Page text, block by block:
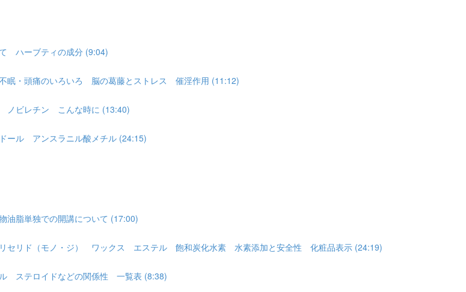
ハーブティの成分 (9:04)
・頭痛のいろいろ 脳の葛藤とストレス 催淫作用 (11:12)
ノビレチン こんな時に (13:40)
ル アンスラニル酸メチル (24:15)
脂単独での開講について (17:00)
リド（モノ・ジ） ワックス エステル 飽和炭化水素 水素添加と安全性 化粧品表示 (24:19)
ステロイドなどの関係性 一覧表 (8:38)